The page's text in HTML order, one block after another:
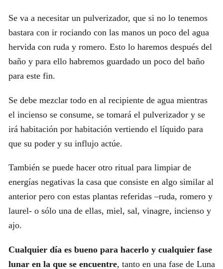
Se va a necesitar un pulverizador, que si no lo tenemos
bastara con ir rociando con las manos un poco del agua
hervida con ruda y romero. Esto lo haremos después del
baño y para ello habremos guardado un poco del baño
para este fin.
Se debe mezclar todo en al recipiente de agua mientras
el incienso se consume, se tomará el pulverizador y se
irá habitación por habitación vertiendo el líquido para
que su poder y su influjo actúe.
También se puede hacer otro ritual para limpiar de
energías negativas la casa que consiste en algo similar al
anterior pero con estas plantas referidas –ruda, romero y
laurel- o sólo una de ellas, miel, sal, vinagre, incienso y
ajo.
Cualquier día es bueno para hacerlo y cualquier fase
lunar en la que se encuentre, tanto en una fase de Luna